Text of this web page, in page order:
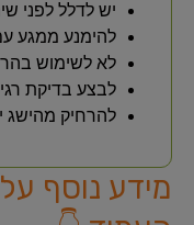
יש לדלל לפני
להימנע ממגע
לא לשימוש
לבצע בדיקת
להרחיק מהישג
מידע נוסף